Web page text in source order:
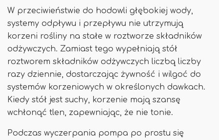
W przeciwieństwie do hodowli głębokiej wody,
systemy odpływu i przepływu nie utrzymują
korzeni rośliny na stałe w roztworze składników
odżywczych. Zamiast tego wypełniają stół
roztworem składników odżywczych liczbą liczby
razy dziennie, dostarczając żywność i wilgoć do
systemów korzeniowych w określonych dawkach.
Kiedy stół jest suchy, korzenie mają szansę
wchłonąć tlen, zapewniając, że nie tonie.
Podczas wyczerpania pompa po prostu się